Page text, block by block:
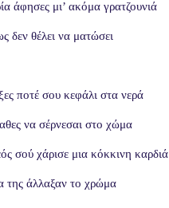
άφησες μι’ ακόμα γρατζουνιά
δεν θέλει να ματώσει
ποτέ σου κεφάλι στα νερά
να σέρνεσαι στο χώμα
σού χάρισε μια κόκκινη καρδιά
της άλλαξαν το χρώμα